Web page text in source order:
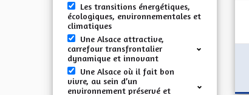
Les transitions énergétiques,
écologiques, environnementales et
climatiques
Une Alsace attractive,
carrefour transfrontalier
dynamique et innovant
Une Alsace où il fait bon
vivre, au sein d’un
environnement préservé et